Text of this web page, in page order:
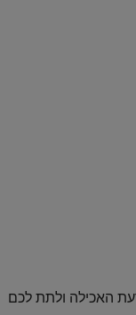
האכילה ולתת לכם